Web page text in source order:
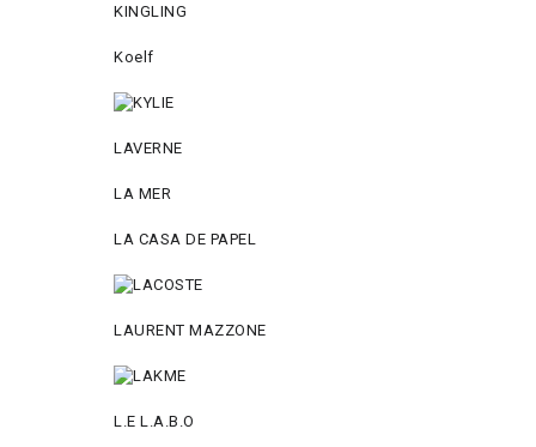
KINGLING
Koelf
LAVERNE
LA MER
LA CASA DE PAPEL
LAURENT MAZZONE
L.E L.A.B.O